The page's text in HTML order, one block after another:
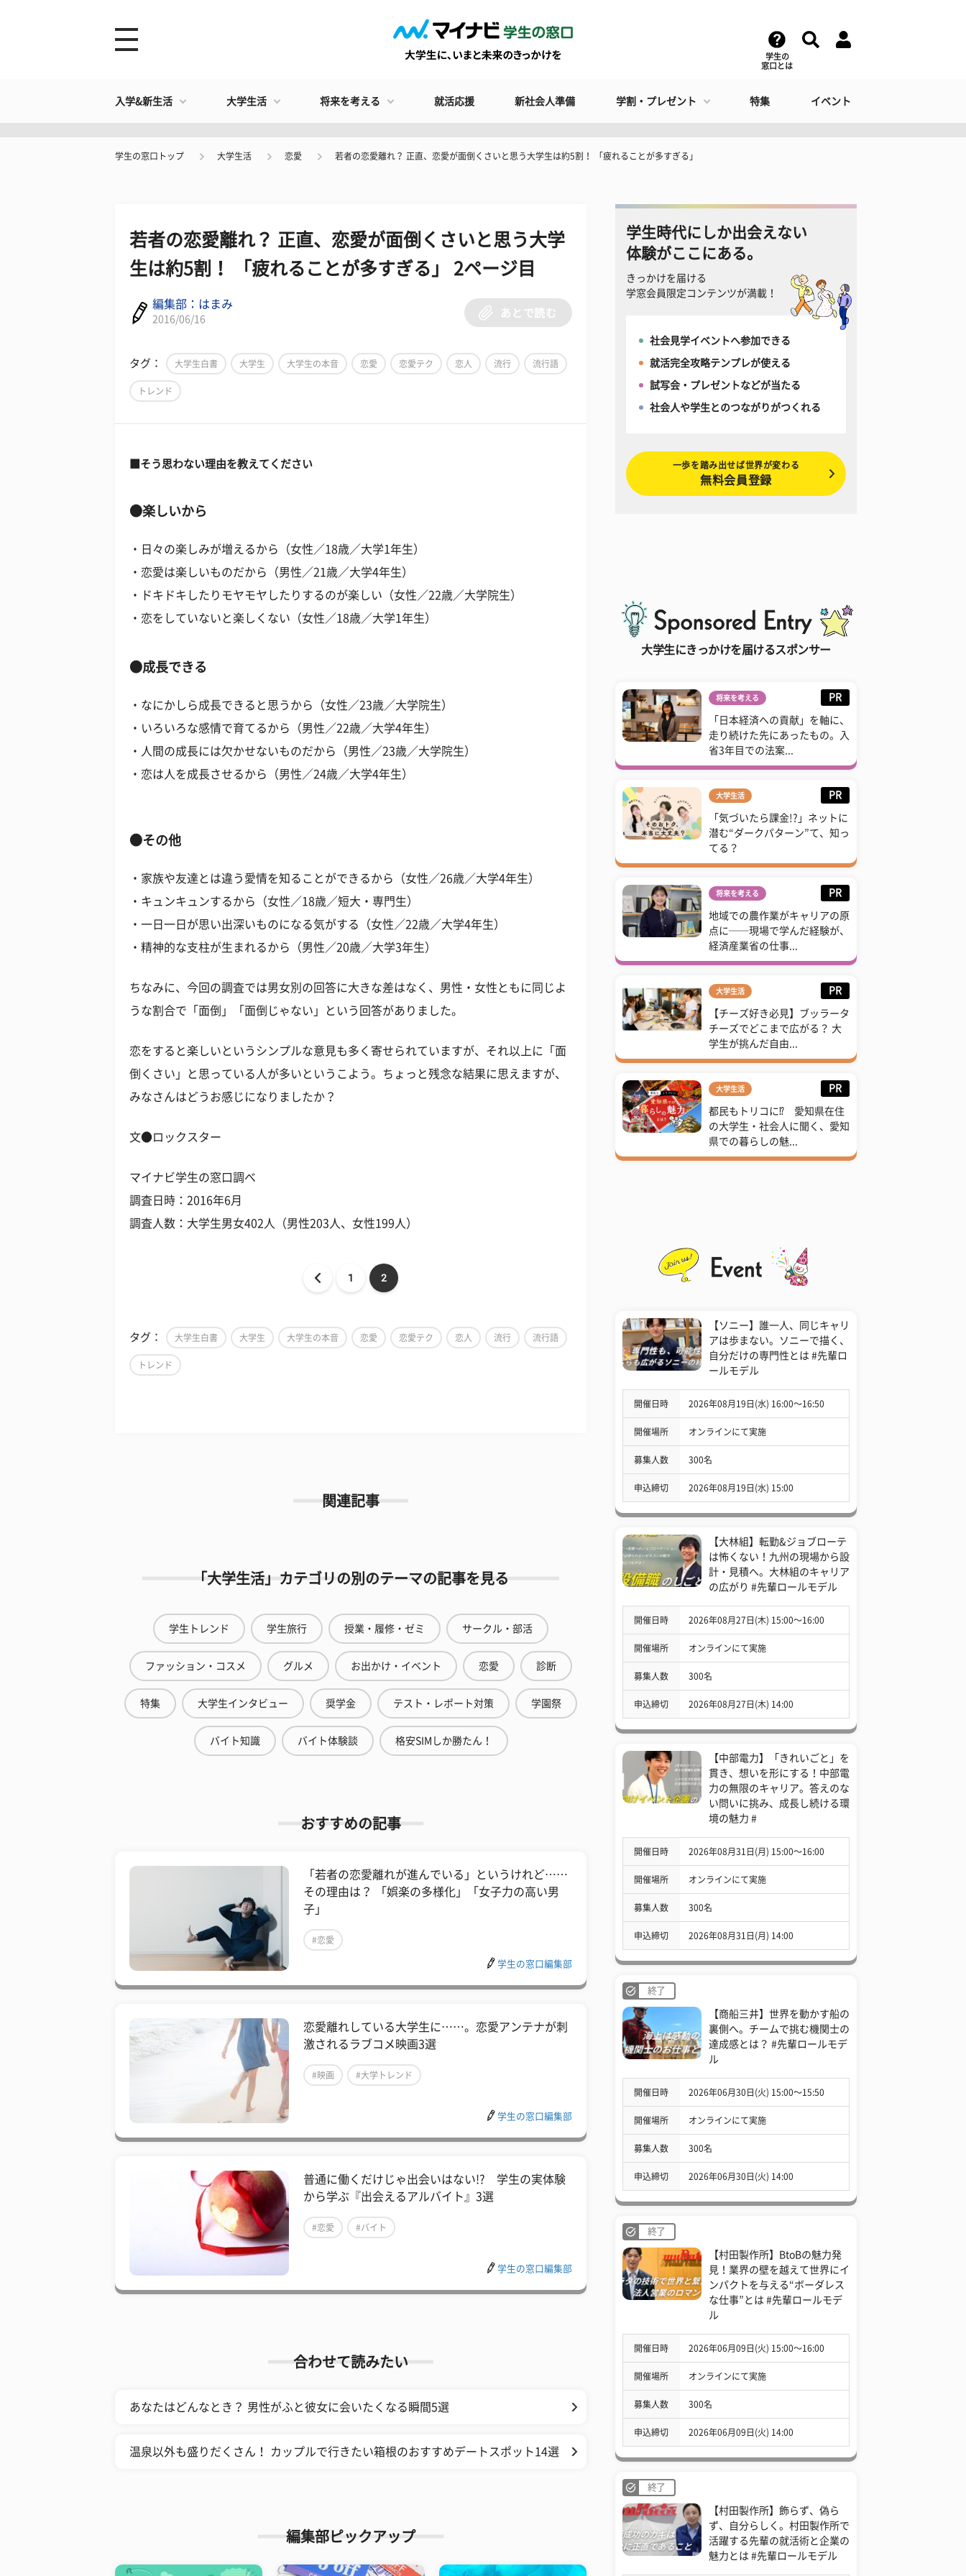
学生の
窓口とは
入学&新生活 大学生活 将来を考える 就活応援 新社会人準備 学割・プレゼント 特集 イベント
学生の窓口トップ 大学生活 恋愛 若者の恋愛離れ？ 正直、恋愛が面倒くさいと思う大学生は約5割！ 「疲れることが多すぎる」
若者の恋愛離れ？ 正直、恋愛が面倒くさいと思う大学
生は約5割！ 「疲れることが多すぎる」 2ページ目
編集部：はまみ
2016/06/16
あとで読む
タグ： 大学生白書 大学生 大学生の本音 恋愛 恋愛テク 恋人 流行 流行語
トレンド
■そう思わない理由を教えてください
●楽しいから
・日々の楽しみが増えるから（女性／18歳／大学1年生）
・恋愛は楽しいものだから（男性／21歳／大学4年生）
・ドキドキしたりモヤモヤしたりするのが楽しい（女性／22歳／大学院生）
・恋をしていないと楽しくない（女性／18歳／大学1年生）
●成長できる
・なにかしら成長できると思うから（女性／23歳／大学院生）
・いろいろな感情で育てるから（男性／22歳／大学4年生）
・人間の成長には欠かせないものだから（男性／23歳／大学院生）
・恋は人を成長させるから（男性／24歳／大学4年生）
●その他
・家族や友達とは違う愛情を知ることができるから（女性／26歳／大学4年生）
・キュンキュンするから（女性／18歳／短大・専門生）
・一日一日が思い出深いものになる気がする（女性／22歳／大学4年生）
・精神的な支柱が生まれるから（男性／20歳／大学3年生）
ちなみに、今回の調査では男女別の回答に大きな差はなく、男性・女性ともに同じよ
うな割合で「面倒」「面倒じゃない」という回答がありました。
恋をすると楽しいというシンプルな意見も多く寄せられていますが、それ以上に「面
倒くさい」と思っている人が多いというこよう。ちょっと残念な結果に思えますが、
みなさんはどうお感じになりましたか？
文●ロックスター
マイナビ学生の窓口調べ
調査日時：2016年6月
調査人数：大学生男女402人（男性203人、女性199人）
1 2
タグ： 大学生白書 大学生 大学生の本音 恋愛 恋愛テク 恋人 流行 流行語
トレンド
関連記事
「大学生活」カテゴリの別のテーマの記事を見る
学生トレンド 学生旅行 授業・履修・ゼミ サークル・部活
ファッション・コスメ グルメ お出かけ・イベント 恋愛 診断
特集 大学生インタビュー 奨学金 テスト・レポート対策 学園祭
バイト知識 バイト体験談 格安SIMしか勝たん！
おすすめの記事
「若者の恋愛離れが進んでいる」というけれど……
その理由は？ 「娯楽の多様化」「女子力の高い男
子」
#恋愛
学生の窓口編集部
恋愛離れしている大学生に……。恋愛アンテナが刺
激されるラブコメ映画3選
#映画 #大学トレンド
学生の窓口編集部
普通に働くだけじゃ出会いはない!? 学生の実体験
から学ぶ『出会えるアルバイト』3選
#恋愛 #バイト
学生の窓口編集部
合わせて読みたい
あなたはどんなとき？ 男性がふと彼女に会いたくなる瞬間5選
温泉以外も盛りだくさん！ カップルで行きたい箱根のおすすめデートスポット14選
編集部ピックアップ
学生時代にしか出会えない
体験がここにある。
きっかけを届ける
学窓会員限定コンテンツが満載！
社会見学イベントへ参加できる
就活完全攻略テンプレが使える
試写会・プレゼントなどが当たる
社会人や学生とのつながりがつくれる
一歩を踏み出せば世界が変わる
無料会員登録
大学生にきっかけを届けるスポンサー
将来を考える PR
「日本経済への貢献」を軸に、
走り続けた先にあったもの。入
省3年目での法案...
大学生活 PR
「気づいたら課金!?」ネットに
潜む“ダークパターン”て、知っ
てる？
将来を考える PR
地域での農作業がキャリアの原
点に──現場で学んだ経験が、
経済産業省の仕事...
大学生活 PR
【チーズ好き必見】ブッラータ
チーズでどこまで広がる？ 大
学生が挑んだ自由...
大学生活 PR
都民もトリコに⁉ 愛知県在住
の大学生・社会人に聞く、愛知
県での暮らしの魅...
【ソニー】誰一人、同じキャリ
アは歩まない。ソニーで描く、
自分だけの専門性とは #先輩ロ
ールモデル
開催日時 2026年08月19日(水) 16:00〜16:50
開催場所 オンラインにて実施
募集人数 300名
申込締切 2026年08月19日(水) 15:00
【大林組】転勤&ジョブローテ
は怖くない！九州の現場から設
計・見積へ。大林組のキャリア
の広がり #先輩ロールモデル
開催日時 2026年08月27日(木) 15:00〜16:00
開催場所 オンラインにて実施
募集人数 300名
申込締切 2026年08月27日(木) 14:00
【中部電力】「きれいごと」を
貫き、想いを形にする！中部電
力の無限のキャリア。答えのな
い問いに挑み、成長し続ける環
境の魅力 #
開催日時 2026年08月31日(月) 15:00〜16:00
開催場所 オンラインにて実施
募集人数 300名
申込締切 2026年08月31日(月) 14:00
終了
【商船三井】世界を動かす船の
裏側へ。チームで挑む機関士の
達成感とは？ #先輩ロールモデ
ル
開催日時 2026年06月30日(火) 15:00〜15:50
開催場所 オンラインにて実施
募集人数 300名
申込締切 2026年06月30日(火) 14:00
終了
【村田製作所】BtoBの魅力発
見！業界の壁を越えて世界にイ
ンパクトを与える“ボーダレス
な仕事”とは #先輩ロールモデ
ル
開催日時 2026年06月09日(火) 15:00〜16:00
開催場所 オンラインにて実施
募集人数 300名
申込締切 2026年06月09日(火) 14:00
終了
【村田製作所】飾らず、偽ら
ず、自分らしく。村田製作所で
活躍する先輩の就活術と企業の
魅力とは #先輩ロールモデル